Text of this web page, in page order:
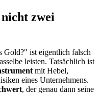
zwei
Gold?" ist eigentlich falsch
leisten. Tatsächlich ist
mit Hebel,
eines Unternehmens.
, der genau dann seine